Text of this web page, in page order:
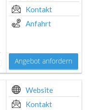
Kontakt
Anfahrt
Angebot anfordern
Website
Kontakt